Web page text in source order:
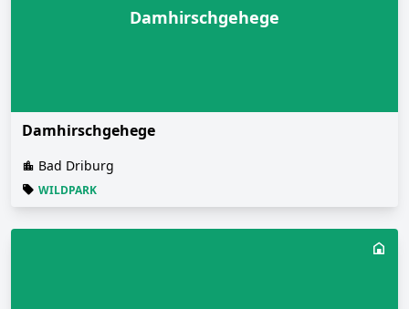
Damhirschgehege
Damhirschgehege
Bad Driburg
WILDPARK